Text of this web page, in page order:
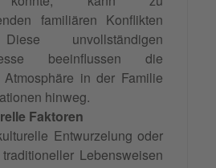
familiären Konflikten
unvollständigen
beeinflussen die
Atmosphäre in der Familie
hinweg.
Faktoren
Entwurzelung oder
Lebensweisen